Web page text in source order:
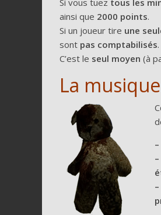
ainsi que 2000 points.
Si un joueur tire une
sont pas comptabilisés.
C’est le seul moyen (à
La musique
–